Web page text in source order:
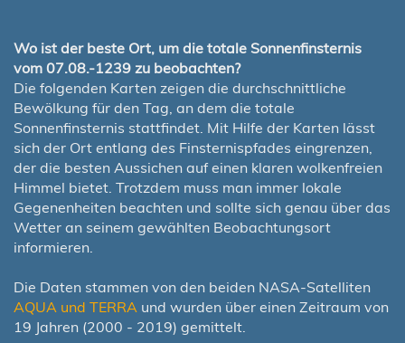
Wo ist der beste Ort, um die totale Sonnenfinsternis
vom 07.08.-1239 zu beobachten?
Die folgenden Karten zeigen die durchschnittliche
Bewölkung für den Tag, an dem die totale
Sonnenfinsternis stattfindet. Mit Hilfe der Karten lässt
sich der Ort entlang des Finsternispfades eingrenzen,
der die besten Aussichen auf einen klaren wolkenfreien
Himmel bietet. Trotzdem muss man immer lokale
Gegenenheiten beachten und sollte sich genau über das
Wetter an seinem gewählten Beobachtungsort
informieren.
Die Daten stammen von den beiden NASA-Satelliten
AQUA und TERRA und wurden über einen Zeitraum von
19 Jahren (2000 - 2019) gemittelt.